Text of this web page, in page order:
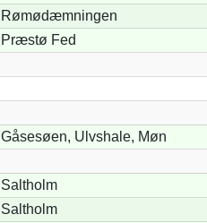
Rømødæmningen
Præstø Fed
Gåsesøen, Ulvshale, Møn
Saltholm
Saltholm